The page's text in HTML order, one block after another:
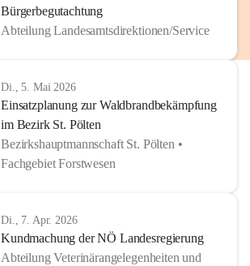
Bürgerbegutachtung
Abteilung Landesamtsdirektionen/Service
Di., 5. Mai 2026
Einsatzplanung zur Waldbrandbekämpfung
im Bezirk St. Pölten
Bezirkshauptmannschaft St. Pölten •
Fachgebiet Forstwesen
Di., 7. Apr. 2026
Kundmachung der NÖ Landesregierung
Abteilung Veterinärangelegenheiten und